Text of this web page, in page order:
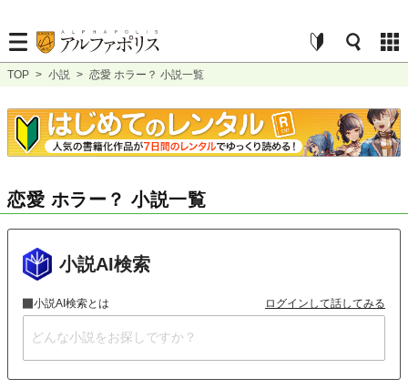
TOP > 小説 > 恋愛 ホラー？ 小説一覧
恋愛 ホラー？ 小説一覧
小説AI検索
小説AI検索とは ログインして話してみる